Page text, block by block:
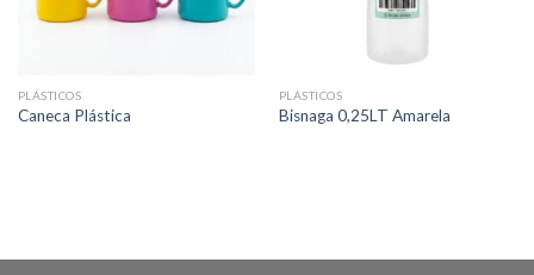
PLÁSTICOS
Caneca Plástica
PLÁSTICOS
Bisnaga 0,25LT Amarela